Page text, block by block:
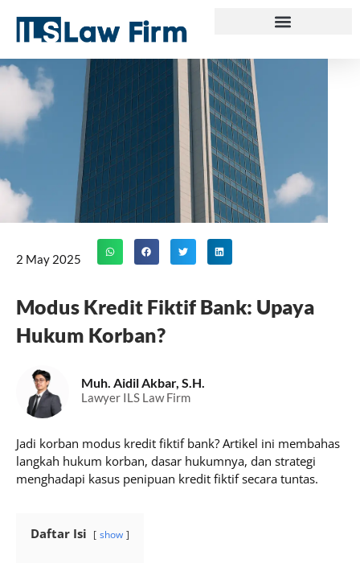
content
2 May 2025
Modus Kredit Fiktif Bank: Upaya
Hukum Korban?
Muh. Aidil Akbar, S.H.
Lawyer ILS Law Firm
Jadi korban modus kredit fiktif bank? Artikel ini membahas
langkah hukum korban, dasar hukumnya, dan strategi
menghadapi kasus penipuan kredit fiktif secara tuntas.
Daftar Isi show